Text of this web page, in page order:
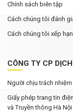
Chính sách biên tập
Cách chúng tôi đánh
Cách chúng tôi xếp
CÔNG TY CP
Người chịu trách
Giấy phép trang tin
và Truyền thông Hà